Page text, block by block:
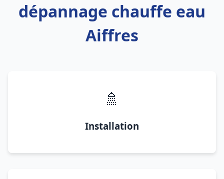
dépannage chauffe eau
Aiffres
🚿
Installation